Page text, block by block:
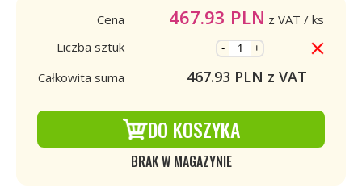
Cena 467.93 PLN z VAT / ks
Liczba sztuk
- +
Całkowita suma 467.93 PLN z VAT
DO KOSZYKA
BRAK W MAGAZYNIE